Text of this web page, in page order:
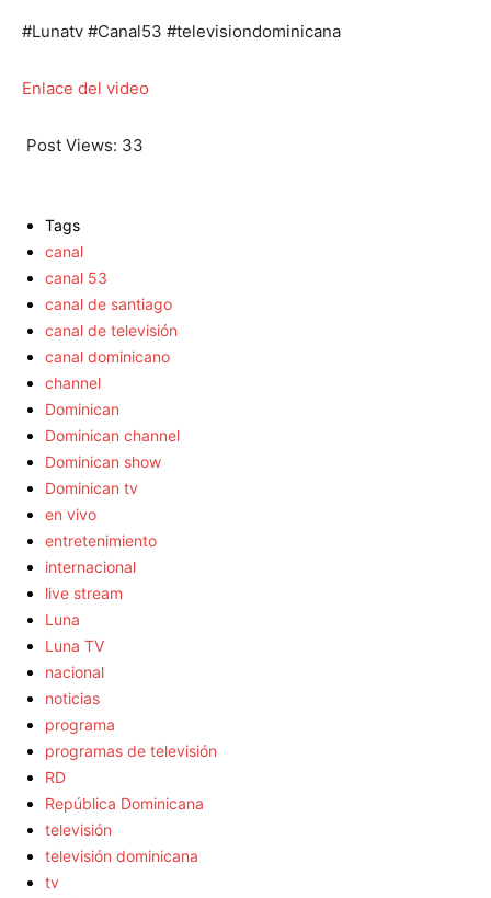
#Lunatv #Canal53 #televisiondominicana
Enlace del video
Post Views: 33
Tags
canal
canal 53
canal de santiago
canal de televisión
canal dominicano
channel
Dominican
Dominican channel
Dominican show
Dominican tv
en vivo
entretenimiento
internacional
live stream
Luna
Luna TV
nacional
noticias
programa
programas de televisión
RD
República Dominicana
televisión
televisión dominicana
tv